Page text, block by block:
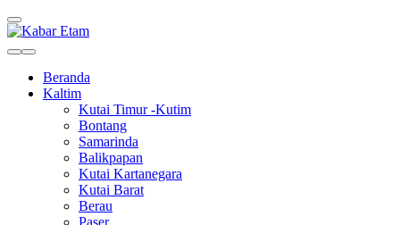
Beranda
Kaltim
Kutai Timur -Kutim
Bontang
Samarinda
Balikpapan
Kutai Kartanegara
Kutai Barat
Berau
Paser